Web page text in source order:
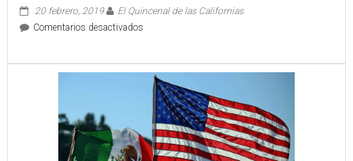
SE
–
20 febrero, 2019
El Quincenal de las Californias
Comentarios desactivadosen
DE
HENRY
URRUTIA